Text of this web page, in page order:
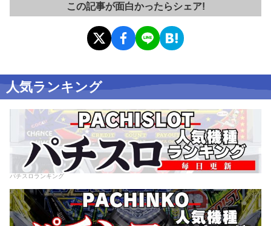
この記事が面白かったらシェア!
人気ランキング
パチスロランキング